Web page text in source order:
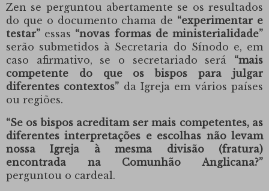
Zen se perguntou abertamente se os resultados
do que o documento chama de “experimentar e
testar” essas “novas formas de ministerialidade”
serão submetidos à Secretaria do Sínodo e, em
caso afirmativo, se o secretariado será “mais
competente do que os bispos para julgar
diferentes contextos” da Igreja em vários países
ou regiões.
“Se os bispos acreditam ser mais competentes, as
diferentes interpretações e escolhas não levam
nossa Igreja à mesma divisão (fratura)
encontrada na Comunhão Anglicana?”
perguntou o cardeal.